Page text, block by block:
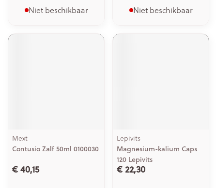
Niet beschikbaar Niet beschikbaar
Mext
Contusio Zalf 50ml 0100030
€ 40,15
Lepivits
Magnesium-kalium Caps
120 Lepivits
€ 22,30